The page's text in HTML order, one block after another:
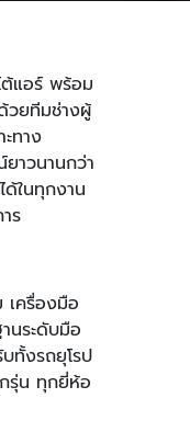
ต้แอร์ พร้อม
ยทีมช่างผู้
ทาง
าวนานกว่า
ในทุกงาน
ร
เครื่องมือ
นระดับมือ
ทั้งรถยุโรป
รุ่น ทุกยี่ห้อ